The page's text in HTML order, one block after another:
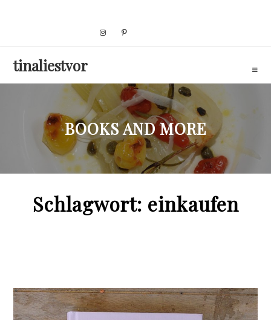
tinaliestvor
BOOKS AND MORE
Schlagwort: einkaufen